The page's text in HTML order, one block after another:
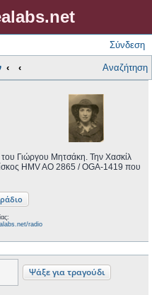
Σύνδεση
Αναζήτηση
Γιώργου Μητσάκη. Την Χασκίλ
HMV AO 2865 / OGA-1419 που
radio